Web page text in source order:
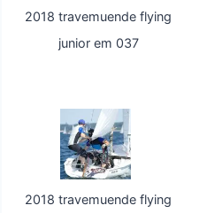
2018 travemuende flying
junior em 037
2018 travemuende flying